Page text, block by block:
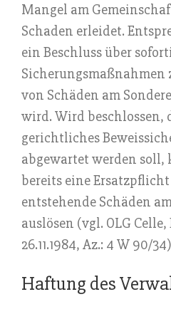
Mangel am
Schaden erleidet.
ein Beschluss über
Sicherungsmaßnahmen
von Schäden am
wird. Wird beschlossen,
gerichtliches
abgewartet werden soll,
bereits eine
entstehende Schäden
auslösen (vgl. OLG
26.11.1984, Az.: 4 W 90/
Haftung des